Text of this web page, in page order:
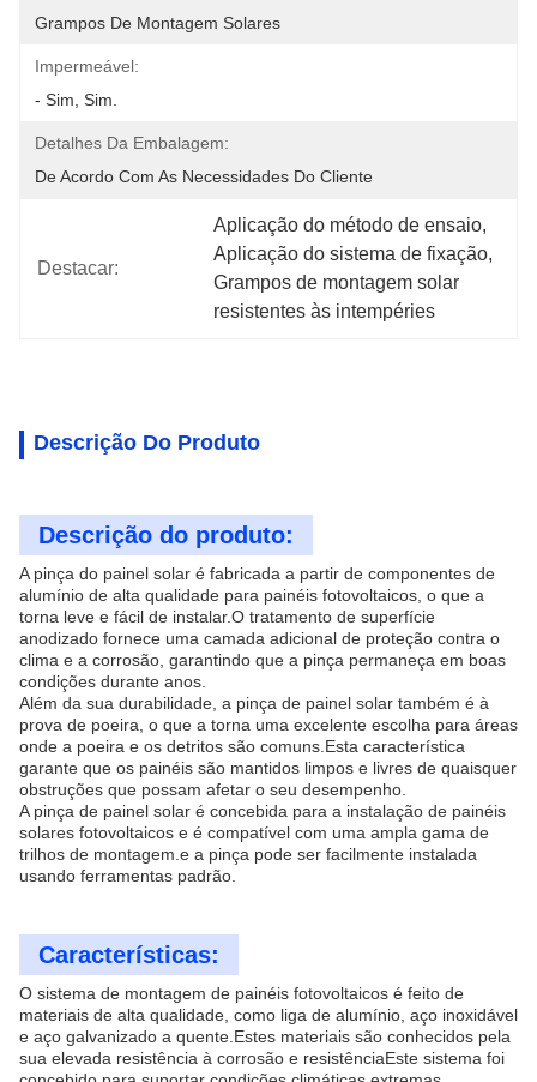
Grampos De Montagem Solares
Impermeável:
- Sim, Sim.
Detalhes Da Embalagem:
De Acordo Com As Necessidades Do Cliente
Destacar:
Aplicação do método de ensaio,
Aplicação do sistema de fixação
Grampos de montagem solar
resistentes às intempéries
Descrição Do Produto
Descrição do produto:
A pinça do painel solar é fabricada a partir de componentes de
alumínio de alta qualidade para painéis fotovoltaicos, o que a
torna leve e fácil de instalar.O tratamento de superfície
anodizado fornece uma camada adicional de proteção contra o
clima e a corrosão, garantindo que a pinça permaneça em boas
condições durante anos.
Além da sua durabilidade, a pinça de painel solar também é à
prova de poeira, o que a torna uma excelente escolha para áreas
onde a poeira e os detritos são comuns.Esta característica
garante que os painéis são mantidos limpos e livres de quaisquer
obstruções que possam afetar o seu desempenho.
A pinça de painel solar é concebida para a instalação de painéis
solares fotovoltaicos e é compatível com uma ampla gama de
trilhos de montagem.e a pinça pode ser facilmente instalada
usando ferramentas padrão.
Características:
O sistema de montagem de painéis fotovoltaicos é feito de
materiais de alta qualidade, como liga de alumínio, aço inoxidável
e aço galvanizado a quente.Estes materiais são conhecidos pela
sua elevada resistência à corrosão e resistênciaEste sistema foi